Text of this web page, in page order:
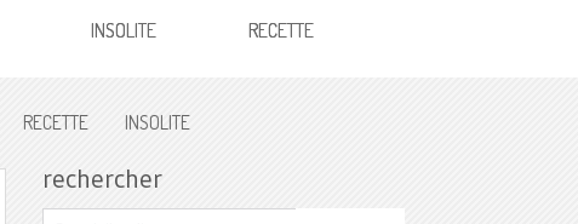
INSOLITE RECETTE
RECETTE INSOLITE
rechercher